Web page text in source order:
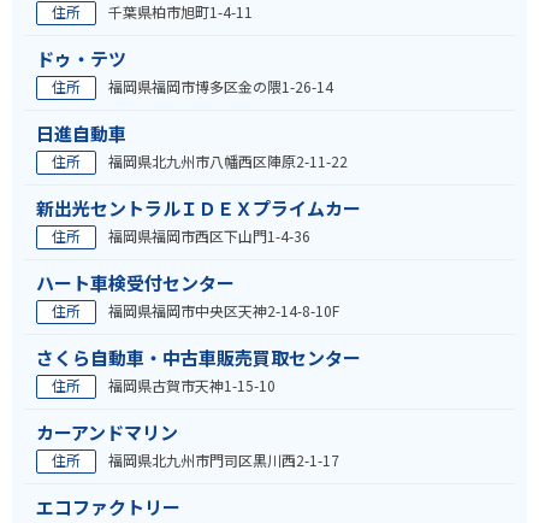
住所 千葉県柏市旭町1-4-11
ドゥ・テツ
住所 福岡県福岡市博多区金の隈1-26-14
日進自動車
住所 福岡県北九州市八幡西区陣原2-11-22
新出光セントラルＩＤＥＸプライムカー
住所 福岡県福岡市西区下山門1-4-36
ハート車検受付センター
住所 福岡県福岡市中央区天神2-14-8-10F
さくら自動車・中古車販売買取センター
住所 福岡県古賀市天神1-15-10
カーアンドマリン
住所 福岡県北九州市門司区黒川西2-1-17
エコファクトリー